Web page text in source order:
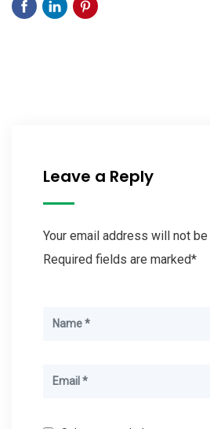
Leave a Reply
Your email address will not
Required fields are marked*